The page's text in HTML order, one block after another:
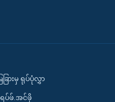
ခြားမှ ရုပ်ပုံလွှာ
ပ်ဖ်.အင်ဖို